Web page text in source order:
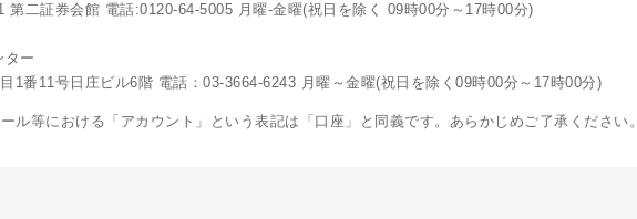
第二証券会館 電話:0120-64-5005 月曜-金曜(祝日を除く 09時00分～17時00分)
ター
1番11号日庄ビル6階 電話：03-3664-6243 月曜～金曜(祝日を除く09時00分～17時00分)
ル等における「アカウント」という表記は「口座」と同義です。あらかじめご了承ください。